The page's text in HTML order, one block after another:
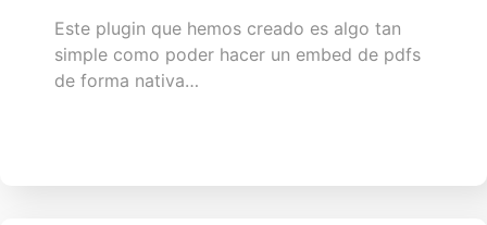
Este plugin que hemos creado es algo tan
simple como poder hacer un embed de pdfs
de forma nativa…